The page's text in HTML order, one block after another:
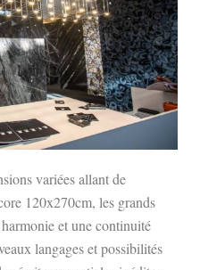
variées allant de
120x270cm, les grands
et une continuité
langages et possibilités